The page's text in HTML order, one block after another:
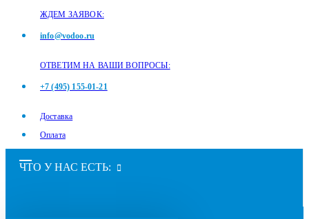
ЖДЕМ ЗАЯВОК:
info@vodoo.ru
ОТВЕТИМ НА ВАШИ ВОПРОСЫ:
+7 (495) 155-01-21
Доставка
Оплата
ЧТО У НАС ЕСТЬ: